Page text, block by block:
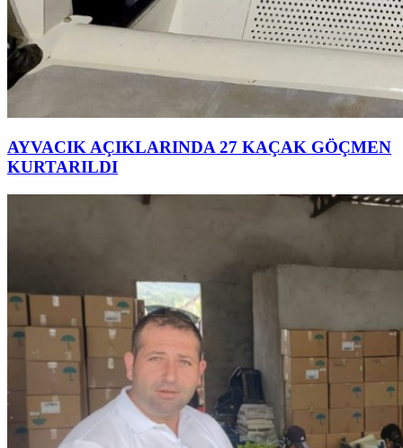
AYVACIK AÇIKLARINDA 27 KAÇAK GÖÇMEN
KURTARILDI